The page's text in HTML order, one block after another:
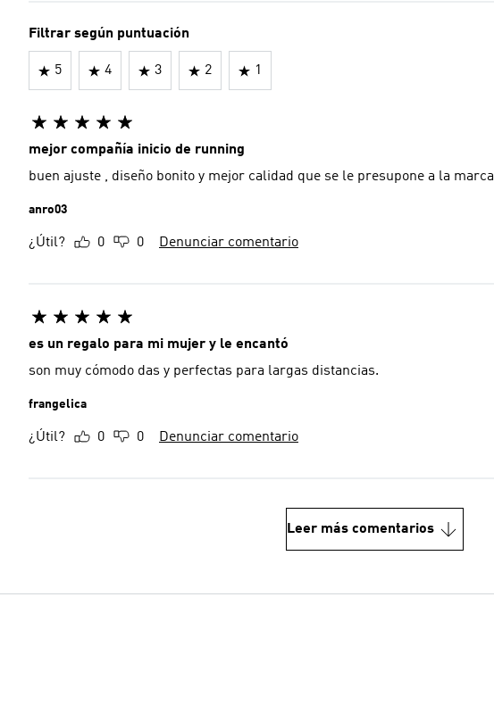
Filtrar según puntuación
5 4 3 2 1
mejor compañía inicio de running
buen ajuste , diseño bonito y mejor calidad que se le presupone a la marca
anro03
¿Útil? 0 0 Denunciar comentario
es un regalo para mi mujer y le encantó
son muy cómodo das y perfectas para largas distancias.
frangelica
¿Útil? 0 0 Denunciar comentario
Leer más comentarios